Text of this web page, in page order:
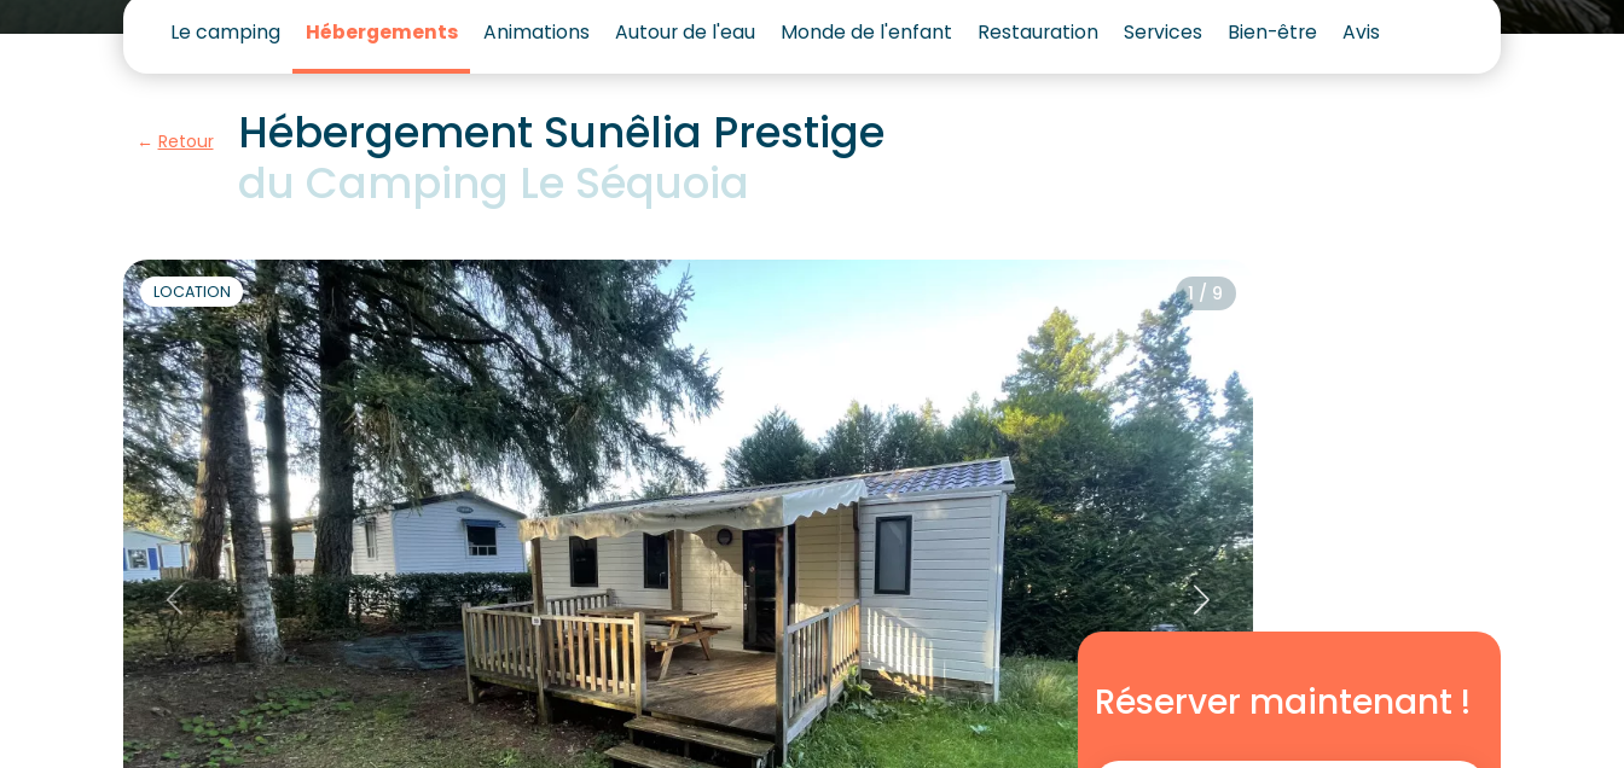
Le camping Hébergements Animations Autour de l'eau Monde de l'enfant Restauration Services Bien-être Avis
Retour
Hébergement Sunêlia Prestige
du Camping Le Séquoia
Réserver maintenant !
1 / 9
LOCATION